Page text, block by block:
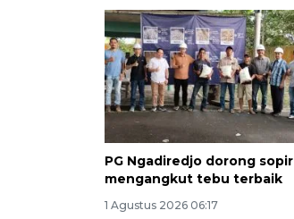
PG Ngadiredjo dorong sopir
mengangkut tebu terbaik
1 Agustus 2026 06:17